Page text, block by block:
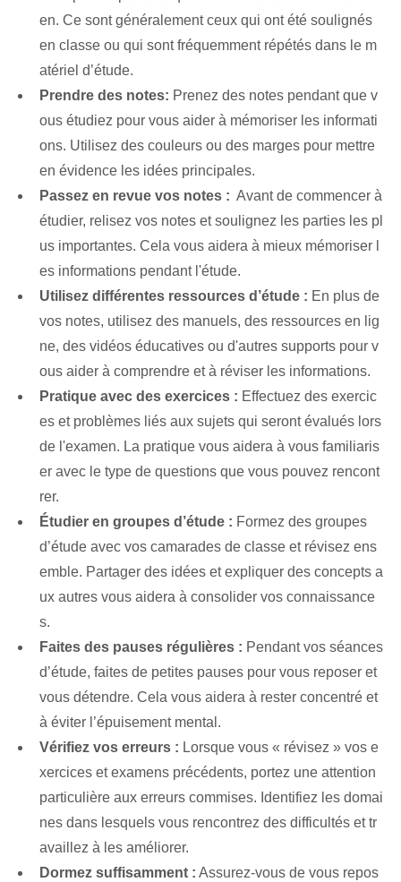
en. Ce sont généralement ceux qui ont été soulignés
en classe ou qui sont fréquemment répétés dans le m
atériel d’étude.
Prendre des notes: Prenez des notes pendant que v
ous étudiez pour vous aider à mémoriser les informati
ons. Utilisez des couleurs ou des marges pour mettre
en évidence les idées principales.
Passez en revue vos⁤ notes : ​ Avant de commencer à
étudier, relisez vos notes et soulignez les parties les pl
us importantes. Cela vous aidera à mieux mémoriser l
es informations pendant l'étude.
Utilisez différentes ressources d’étude : En plus de
vos notes, utilisez des manuels, des ressources en lig
ne, des vidéos éducatives ou d'autres supports pour v
ous aider à comprendre et à réviser les informations.
Pratique avec des exercices : Effectuez des ⁢exercic
es et problèmes​ liés ⁢aux sujets‌ qui seront évalués ⁤lors⁣
de ⁢l'examen.⁢ La ⁢pratique ⁢vous aidera à vous familiaris
er avec⁣ le‍ type‍ de questions​ que vous pouvez rencont
rer.
Étudier en groupes d’étude : Formez des groupes
d’étude avec vos camarades de classe et révisez ens
emble. Partager des idées et expliquer des concepts a
ux autres vous aidera à consolider vos connaissance
s.
Faites des pauses régulières : Pendant vos séances
d’étude, faites de petites pauses pour vous reposer et
vous détendre. ‌Cela vous aidera à ‌rester concentré et⁢
à éviter l’épuisement mental.
Vérifiez‌ vos ⁣erreurs : Lorsque vous « révisez » vos e
xercices et examens précédents⁢, portez une attention
particulière aux⁢ erreurs commises. Identifiez les domai
nes dans lesquels vous rencontrez des difficultés ⁣et tr
availlez⁢ à les améliorer.
Dormez suffisamment : Assurez-vous de vous repos